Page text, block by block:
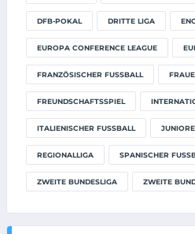
DFB-POKAL DRITTE LIGA
EUROPA CONFERENCE LEAGUE
FRANZÖSISCHER FUSSBALL
FREUNDSCHAFTSSPIEL
ITALIENISCHER FUSSBALL
REGIONALLIGA SPANISCHER
ZWEITE BUNDESLIGA ZWEITE